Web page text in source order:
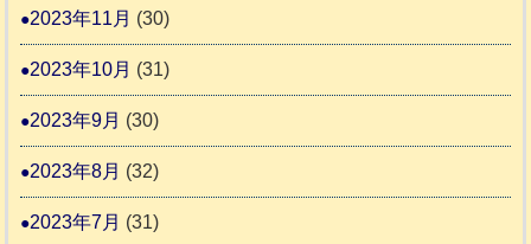
2023年11月 (30)
2023年10月 (31)
2023年9月 (30)
2023年8月 (32)
2023年7月 (31)